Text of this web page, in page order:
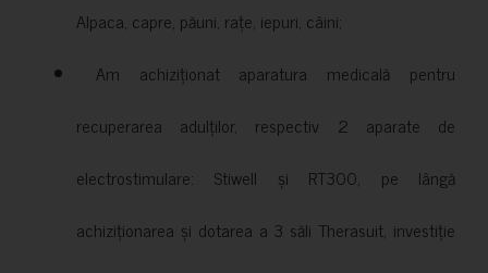
Alpaca, capre, păuni, rațe, iepuri, câini;
Am achiziționat aparatura medicală pentru
recuperarea adulților, respectiv 2 aparate de
electrostimulare: Stiwell și RT300, pe lângă
achiziționarea și dotarea a 3 săli Therasuit, investiție